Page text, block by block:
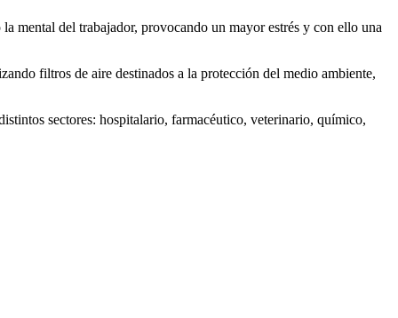
mental del trabajador, provocando un mayor estrés y con ello una
filtros de aire destinados a la protección del medio ambiente,
sectores: hospitalario, farmacéutico, veterinario, químico,